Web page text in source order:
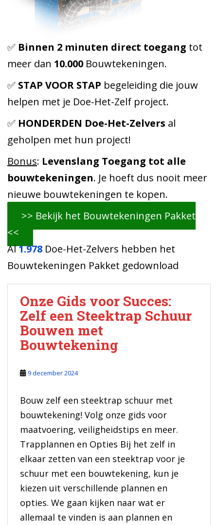
✅ Binnen 2 minuten direct toegang tot
meer dan 10.000 Bouwtekeningen.
✅ STAP VOOR STAP begeleiding die jouw
helpen met je Doe-Het-Zelf project.
✅ HONDERDEN Doe-Het-Zelvers al
geholpen met hun project!
Bonus: Levenslang Toegang tot alle
bouwtekeningen. Je hoeft dus nooit meer
nieuwe bouwtekeningen te kopen.
>> Bekijk het Bouwtekeningen Pakket
<<
Al1.978 Doe-Het-Zelvers hebben het
Bouwtekeningen Pakket gedownload
Onze Gids voor Succes:
Zelf een Steektrap Schuur
Bouwen met
Bouwtekening
9 december 2024
Bouw zelf een steektrap schuur met
bouwtekening! Volg onze gids voor
maatvoering, veiligheidstips en meer.
Trapplannen en Opties Bij het zelf in
elkaar zetten van een steektrap voor je
schuur met een bouwtekening, kun je
kiezen uit verschillende plannen en
opties. We gaan kijken naar wat er
allemaal te vinden is aan plannen en